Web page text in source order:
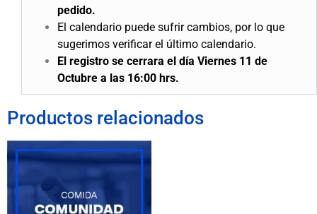
pedido.
El calendario puede sufrir cambios, por lo que
sugerimos verificar el último calendario.
El registro se cerrara el día Viernes 11 de
Octubre a las 16:00 hrs.
Productos relacionados